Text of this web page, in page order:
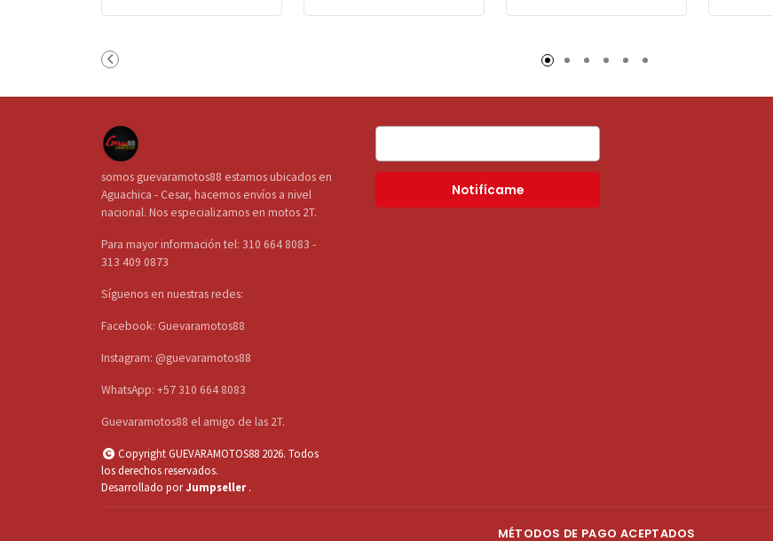
somos guevaramotos88 estamos ubicados en
Aguachica - Cesar, hacemos envíos a nivel
nacional. Nos especializamos en motos 2T.
Para mayor información tel: 310 664 8083 -
313 409 0873
Síguenos en nuestras redes:
Facebook: Guevaramotos88
Instagram: @guevaramotos88
WhatsApp: +57 310 664 8083
Guevaramotos88 el amigo de las 2T.
Copyright GUEVARAMOTOS88 2026. Todos
los derechos reservados.
Desarrollado porJumpseller .
Notifícame
MÉTODOS DE PAGO ACEPTADOS